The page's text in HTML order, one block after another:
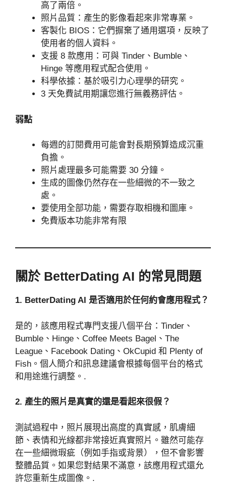
高了兩倍。
照片品質：產生的影像看起來非常專業。
客製化 BIOS：它們摒棄了通用選項，反映了
使用者的個人資料。
支援 8 款應用：可與 Tinder、Bumble、
Hinge 等應用程式配合使用。
科學依據：基於吸引力心理學的研究。
3 天免費試用期讓您進行無義務評估。
弱點
每週的訂閱費用可能會對長期預算造成沉重
負擔。
照片處理最多可能需要 30 分鐘。
生成的圖像仍然存在一些細微的不一致之
處。
要使用全部功能，需要存取相機和圖庫。
免費版本功能非常有限
關於 BetterDating AI 的常見問題
1. BetterDating AI 是否適用於任何約會應用程式？
是的，該應用程式專門支援八個平台：Tinder、
Bumble、Hinge、Coffee Meets Bagel、The
League、Facebook Dating、OkCupid 和 Plenty of
Fish。個人簡介和訊息建議會根據每個平台的格式
和用途進行調整。.
2. 產生的照片是真實的還是看起來很假？
測試過程中，照片展現出高度的真實感，肌膚細
節、表情和光線都非常接近真實照片。雖然可能存
在一些細微瑕疵（例如手指或背景），但不會影響
整體品質。如果您對結果不滿意，該應用程式還允
許您重新生成圖像。.